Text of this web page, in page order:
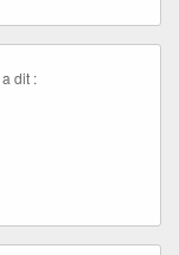
a dit :